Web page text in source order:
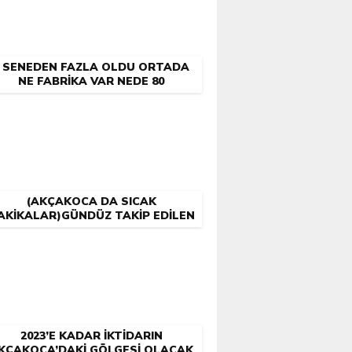
SENEDEN FAZLA OLDU ORTADA
NE FABRIKA VAR NEDE 80
(AKÇAKOCA DA SICAK
TAKIP EDILEN
2023’E KADAR İKTIDARIN